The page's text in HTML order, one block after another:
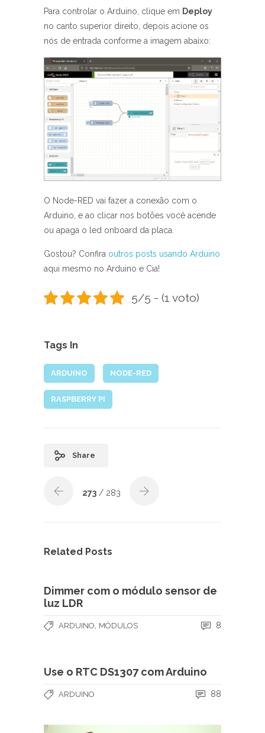
Para controlar o Arduino, clique em Deploy
no canto superior direito, depois acione os
nós de entrada conforme a imagem abaixo:
O Node-RED vai fazer a conexão com o
Arduino, e ao clicar nos botões você acende
ou apaga o led onboard da placa.
Gostou? Confira outros posts usando Arduino
aqui mesmo no Arduino e Cia!
5/5 - (1 voto)
Tags In
ARDUINO NODE-RED
RASPBERRY PI
Share
273 / 283
Related Posts
Dimmer com o módulo sensor de
luz LDR
ARDUINO MÓDULOS 8
Use o RTC DS1307 com Arduino
ARDUINO 88